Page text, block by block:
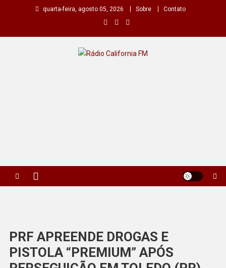
quarta-feira, agosto 05, 2026 Sobre Contato
PRF APREENDE DROGAS E
PISTOLA “PREMIUM” APÓS